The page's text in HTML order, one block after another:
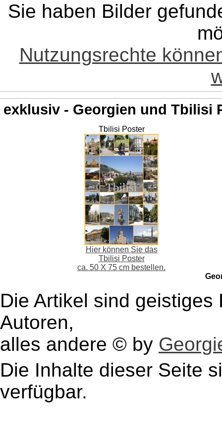
Sie haben Bilder
Nutzungsrechte
exklusiv - Georgien und Tbilisi
Tbilisi Poster
Hier können Sie das
Tbilisi Poster
ca. 50 X 75 cm bestellen.
Die Artikel sind
Autoren,
alles andere © by
Die Inhalte dieser Seite
verfügbar.